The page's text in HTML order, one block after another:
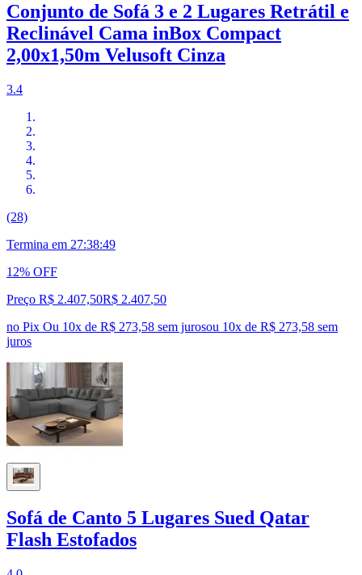
Conjunto de Sofá 3 e 2 Lugares Retrátil e
Reclinável Cama inBox Compact
2,00x1,50m Velusoft Cinza
3.4
(28)
Termina em 27:38:48
12% OFF
Preço R$ 2.407,50R$ 2.407,50
no Pix Ou 10x de R$ 273,58 sem jurosou 10x de R$ 273,58 sem
juros
Sofá de Canto 5 Lugares Sued Qatar
Flash Estofados